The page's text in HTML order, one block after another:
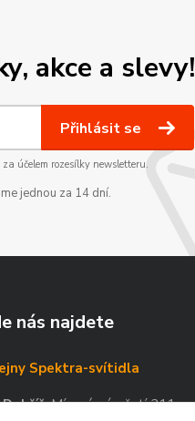
akce a slevy!
Přihlásit se
za účelem rozesílky newsletteru.
jednou za 14 dní.
nás najdete
Spektra-svítidla
Dobříš, Mírové náměstí 211